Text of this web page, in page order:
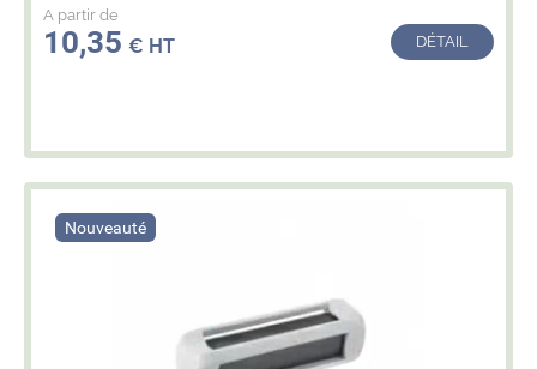
A partir de
10,35 € HT DÉTAIL
Nouveauté